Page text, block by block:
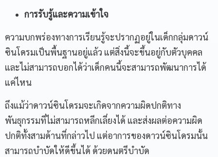
การรับรู้และความเข้าใจ
ความบกพร่องทางการเรียนรู้จะปรากฏอยู่ในเด็กกลุ่มดาวน์
ซินโดรมเป็นพื้นฐานอยู่แล้ว แต่สิ่งนี้จะขึ้นอยู่กับตัวบุคคล
และไม่สามารถบอกได้ว่าเด็กคนนี้จะสามารถพัฒนาการได้
แค่ไหน
ถึงแม้ว่าดาวน์ซินโดรมจะเกิดจากความผิดปกติทาง
พันธุกรรมที่ไม่สามารถหลีกเลี่ยงได้ และส่งผลต่อความผิด
ปกติทั้งสามด้านที่กล่าวไป แต่อาการของดาวน์ซินโดรมนั้น
สามารถบำบัดให้ดีขึ้นได้ ด้วยดนตรีบำบัด